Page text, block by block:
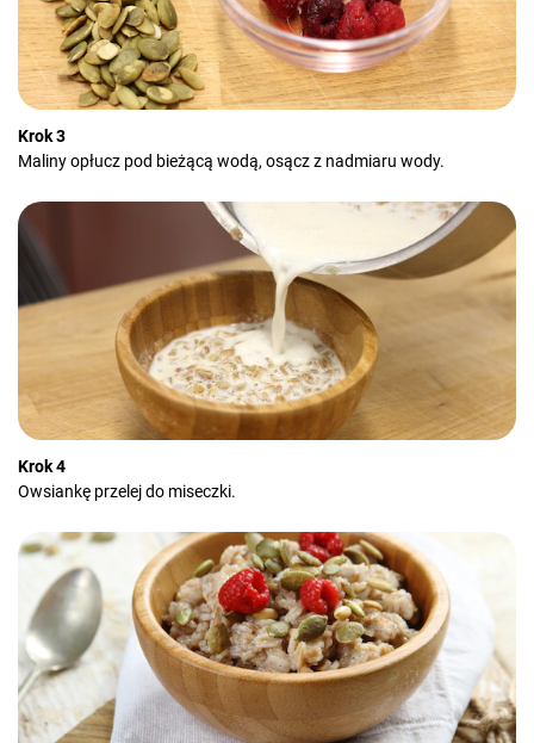
Krok 3
Maliny opłucz pod bieżącą wodą, osącz z nadmiaru wody.
Krok 4
Owsiankę przelej do miseczki.